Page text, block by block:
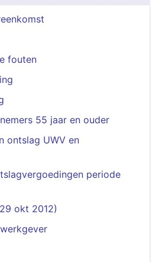
fouten
55 jaar en ouder
ontslag UWV en
periode
okt 2012)